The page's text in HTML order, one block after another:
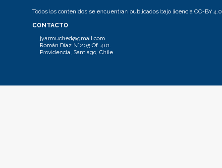
Todos los contenidos se encuentran publicados bajo licencia CC-BY 4.0
CONTACTO
jyarmuched@gmail.com
Román Díaz N°205 Of. 401.
Providencia, Santiago, Chile